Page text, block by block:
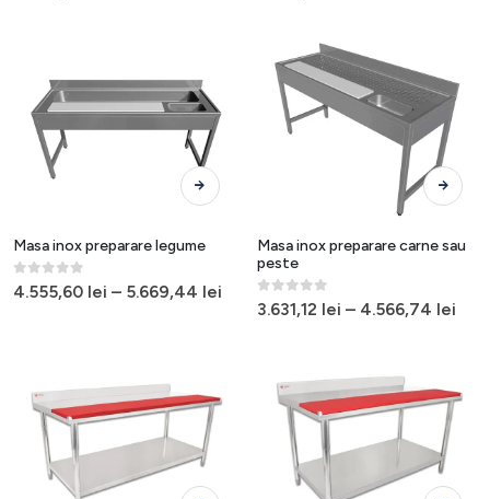
Acest
produs
mai
variații.
în
pagina
produsului.
Masa inox preparare legume
0out of 5
4.555,60 lei – 5.669,44 lei
Acest
produs
mai
Opțiunile
în
pagina
Masa inox preparare carne sau
peste
0out of 5
3.631,12 lei – 4.566,74 lei